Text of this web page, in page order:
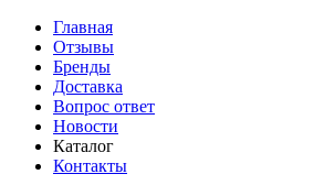
Главная
Отзывы
Бренды
Доставка
Вопрос ответ
Новости
Каталог
Контакты